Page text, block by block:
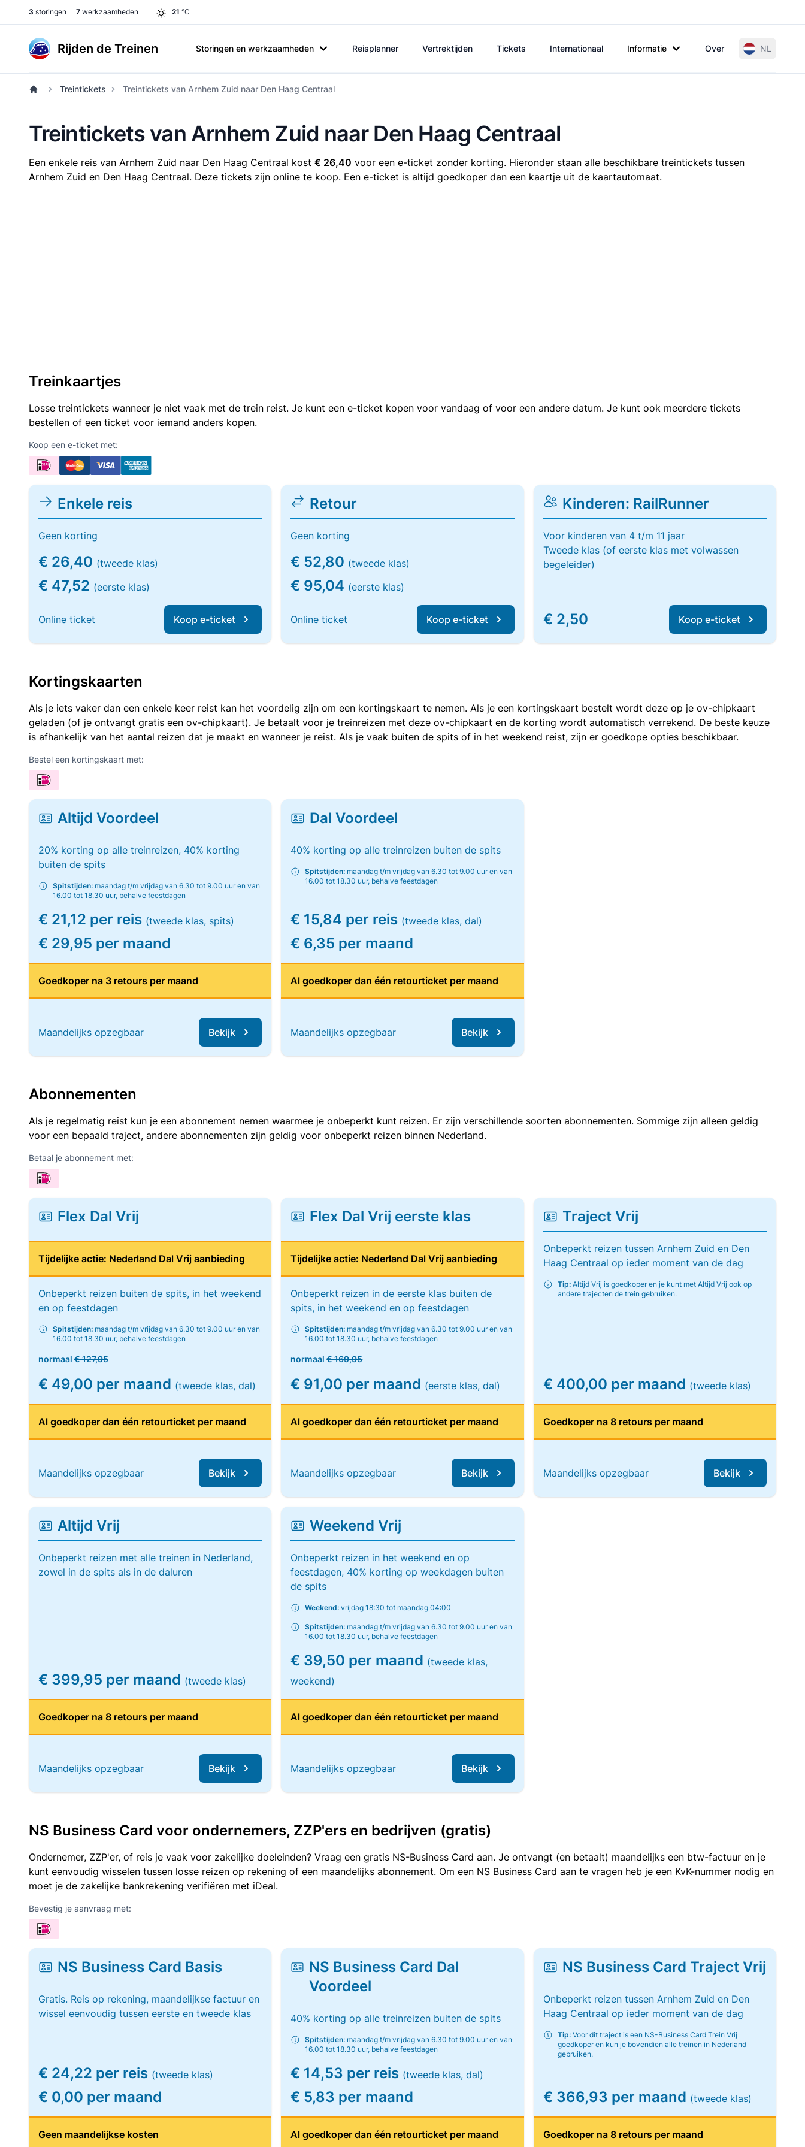
3 storingen 7 werkzaamheden 21 °C
Rijden de Treinen Storingen en werkzaamheden Reisplanner Vertrektijden Tickets Internationaal Informatie Over NL
Treintickets Treintickets van Arnhem Zuid naar Den Haag Centraal
Treintickets van Arnhem Zuid naar Den Haag Centraal
Een enkele reis van Arnhem Zuid naar Den Haag Centraal kost € 26,40 voor een e-ticket zonder korting. Hieronder staan alle beschikbare treintickets tussen
Arnhem Zuid en Den Haag Centraal. Deze tickets zijn online te koop. Een e-ticket is altijd goedkoper dan een kaartje uit de kaartautomaat.
Treinkaartjes
Losse treintickets wanneer je niet vaak met de trein reist. Je kunt een e-ticket kopen voor vandaag of voor een andere datum. Je kunt ook meerdere tickets
bestellen of een ticket voor iemand anders kopen.
Koop een e-ticket met:
Enkele reis
Geen korting
€ 26,40 (tweede klas)
€ 47,52 (eerste klas)
Online ticket Koop e-ticket
Retour
Geen korting
€ 52,80 (tweede klas)
€ 95,04 (eerste klas)
Online ticket Koop e-ticket
Kinderen: RailRunner
Voor kinderen van 4 t/m 11 jaar
Tweede klas (of eerste klas met volwassen
begeleider)
€ 2,50 Koop e-ticket
Kortingskaarten
Als je iets vaker dan een enkele keer reist kan het voordelig zijn om een kortingskaart te nemen. Als je een kortingskaart bestelt wordt deze op je ov-chipkaart
geladen (of je ontvangt gratis een ov-chipkaart). Je betaalt voor je treinreizen met deze ov-chipkaart en de korting wordt automatisch verrekend. De beste keuze
is afhankelijk van het aantal reizen dat je maakt en wanneer je reist. Als je vaak buiten de spits of in het weekend reist, zijn er goedkope opties beschikbaar.
Bestel een kortingskaart met:
Altijd Voordeel
20% korting op alle treinreizen, 40% korting
buiten de spits
Spitstijden: maandag t/m vrijdag van 6.30 tot 9.00 uur en van
16.00 tot 18.30 uur, behalve feestdagen
€ 21,12 per reis (tweede klas, spits)
€ 29,95 per maand
Goedkoper na 3 retours per maand
Maandelijks opzegbaar Bekijk
Dal Voordeel
40% korting op alle treinreizen buiten de spits
Spitstijden: maandag t/m vrijdag van 6.30 tot 9.00 uur en van
16.00 tot 18.30 uur, behalve feestdagen
€ 15,84 per reis (tweede klas, dal)
€ 6,35 per maand
Al goedkoper dan één retourticket per maand
Maandelijks opzegbaar Bekijk
Abonnementen
Als je regelmatig reist kun je een abonnement nemen waarmee je onbeperkt kunt reizen. Er zijn verschillende soorten abonnementen. Sommige zijn alleen geldig
voor een bepaald traject, andere abonnementen zijn geldig voor onbeperkt reizen binnen Nederland.
Betaal je abonnement met:
Flex Dal Vrij
Tijdelijke actie: Nederland Dal Vrij aanbieding
Onbeperkt reizen buiten de spits, in het weekend
en op feestdagen
Spitstijden: maandag t/m vrijdag van 6.30 tot 9.00 uur en van
16.00 tot 18.30 uur, behalve feestdagen
normaal € 127,95
€ 49,00 per maand (tweede klas, dal)
Al goedkoper dan één retourticket per maand
Maandelijks opzegbaar Bekijk
Flex Dal Vrij eerste klas
Tijdelijke actie: Nederland Dal Vrij aanbieding
Onbeperkt reizen in de eerste klas buiten de
spits, in het weekend en op feestdagen
Spitstijden: maandag t/m vrijdag van 6.30 tot 9.00 uur en van
16.00 tot 18.30 uur, behalve feestdagen
normaal€ 169,95
€ 91,00 per maand (eerste klas, dal)
Al goedkoper dan één retourticket per maand
Maandelijks opzegbaar Bekijk
Traject Vrij
Onbeperkt reizen tussen Arnhem Zuid en Den
Haag Centraal op ieder moment van de dag
Tip:Altijd Vrij is goedkoper en je kunt met Altijd Vrij ook op
andere trajecten de trein gebruiken.
€ 400,00 per maand (tweede klas)
Goedkoper na 8 retours per maand
Maandelijks opzegbaar Bekijk
Altijd Vrij
Onbeperkt reizen met alle treinen in Nederland,
zowel in de spits als in de daluren
€ 399,95 per maand (tweede klas)
Goedkoper na 8 retours per maand
Maandelijks opzegbaar Bekijk
Weekend Vrij
Onbeperkt reizen in het weekend en op
feestdagen, 40% korting op weekdagen buiten
de spits
Weekend: vrijdag 18:30 tot maandag 04:00
Spitstijden: maandag t/m vrijdag van 6.30 tot 9.00 uur en van
16.00 tot 18.30 uur, behalve feestdagen
€ 39,50 per maand (tweede klas,
weekend)
Al goedkoper dan één retourticket per maand
Maandelijks opzegbaar Bekijk
NS Business Card voor ondernemers, ZZP'ers en bedrijven (gratis)
Ondernemer, ZZP'er, of reis je vaak voor zakelijke doeleinden? Vraag een gratis NS-Business Card aan. Je ontvangt (en betaalt) maandelijks een btw-factuur en je
kunt eenvoudig wisselen tussen losse reizen op rekening of een maandelijks abonnement. Om een NS Business Card aan te vragen heb je een KvK-nummer nodig en
moet je de zakelijke bankrekening verifiëren met iDeal.
Bevestig je aanvraag met:
NS Business Card Basis
Gratis. Reis op rekening, maandelijkse factuur en
wissel eenvoudig tussen eerste en tweede klas
€ 24,22 per reis (tweede klas)
€ 0,00 per maand
Geen maandelijkse kosten
NS Business Card Dal
Voordeel
40% korting op alle treinreizen buiten de spits
Spitstijden: maandag t/m vrijdag van 6.30 tot 9.00 uur en van
16.00 tot 18.30 uur, behalve feestdagen
€ 14,53 per reis (tweede klas, dal)
€ 5,83 per maand
Al goedkoper dan één retourticket per maand
NS Business Card Traject Vrij
Onbeperkt reizen tussen Arnhem Zuid en Den
Haag Centraal op ieder moment van de dag
Tip:Voor dit traject is een NS-Business Card Trein Vrij
goedkoper en kun je bovendien alle treinen in Nederland
gebruiken.
€ 366,93 per maand (tweede klas)
Goedkoper na 8 retours per maand